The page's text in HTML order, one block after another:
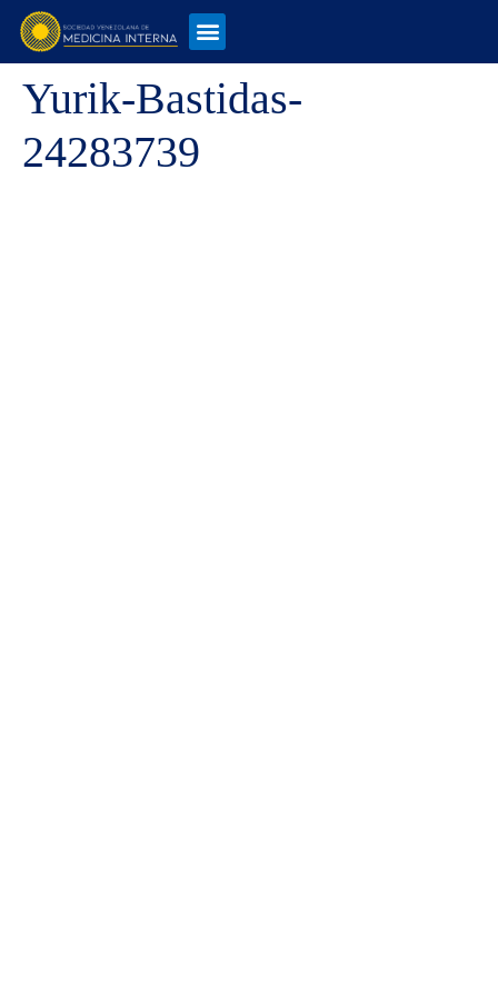
Yurik-Bastidas-
24283739